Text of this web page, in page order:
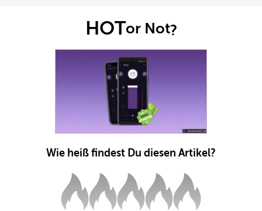
HOTor Not?
Wie heiß findest Du diesen Artikel?